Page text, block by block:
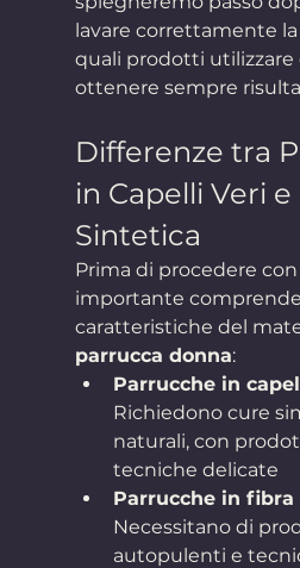
lavare correttamente
quali prodotti utilizzare
ottenere sempre
Differenze tra
in Capelli Veri e
Sintetica
Prima di procedere con
importante
caratteristiche del
parrucca donna:
Parrucche in
Richiedono cure
naturali, con
tecniche delicate
Parrucche in
Necessitano di
autopulenti e